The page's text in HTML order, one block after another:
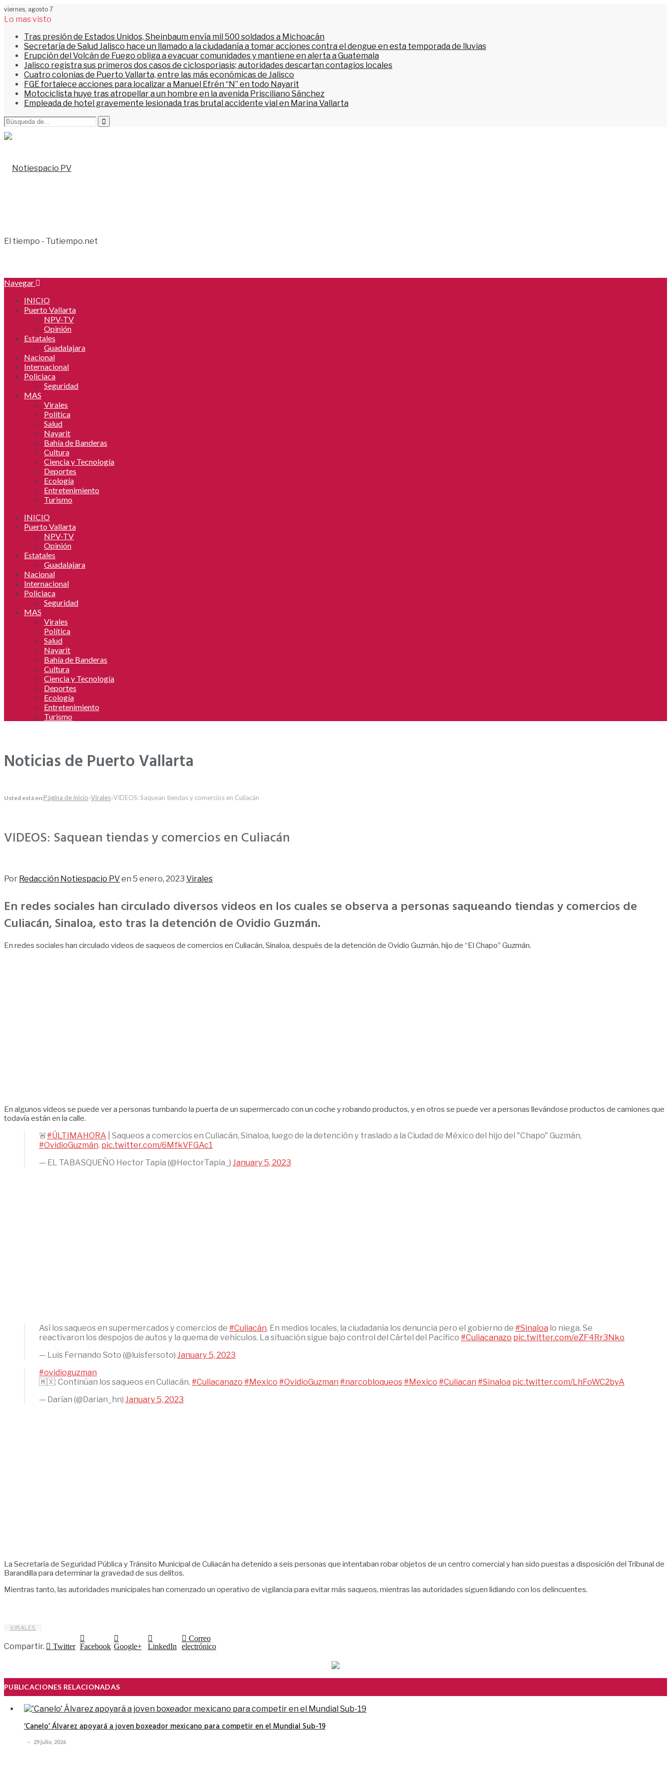
viernes, agosto 7
Lo mas visto
Tras presión de Estados Unidos, Sheinbaum envía mil 500 soldados a Michoacán
Secretaría de Salud Jalisco hace un llamado a la ciudadanía a tomar acciones contra el dengue en esta temporada de lluvias
Erupción del Volcán de Fuego obliga a evacuar comunidades y mantiene en alerta a Guatemala
Jalisco registra sus primeros dos casos de ciclosporiasis; autoridades descartan contagios locales
Cuatro colonias de Puerto Vallarta, entre las más económicas de Jalisco
FGE fortalece acciones para localizar a Manuel Efrén “N” en todo Nayarit
Motociclista huye tras atropellar a un hombre en la avenida Prisciliano Sánchez
Empleada de hotel gravemente lesionada tras brutal accidente vial en Marina Vallarta
El tiempo - Tutiempo.net
Navegar
INICIO
Puerto Vallarta
NPV-TV
Opinión
Estatales
Guadalajara
Nacional
Internacional
Policiaca
Seguridad
MAS
Virales
Política
Salud
Nayarit
Bahía de Banderas
Cultura
Ciencia y Tecnología
Deportes
Ecología
Entretenimiento
Turismo
INICIO
Puerto Vallarta
NPV-TV
Opinión
Estatales
Guadalajara
Nacional
Internacional
Policiaca
Seguridad
MAS
Virales
Política
Salud
Nayarit
Bahía de Banderas
Cultura
Ciencia y Tecnología
Deportes
Ecología
Entretenimiento
Turismo
Noticias de Puerto Vallarta
Usted está en:Página de inicio»Virales»VIDEOS: Saquean tiendas y comercios en Culiacán
VIDEOS: Saquean tiendas y comercios en Culiacán
Por Redacción Notiespacio PVen 5 enero, 2023 Virales
En redes sociales han circulado diversos videos en los cuales se observa a personas saqueando tiendas y comercios de
Culiacán, Sinaloa, esto tras la detención de Ovidio Guzmán.
En redes sociales han circulado videos de saqueos de comercios en Culiacán, Sinaloa, después de la detención de Ovidio Guzmán, hijo de “El Chapo” Guzmán.
En algunos videos se puede ver a personas tumbando la puerta de un supermercado con un coche y robando productos, y en otros se puede ver a personas llevándose productos de camiones que
todavía están en la calle.
🚨#ÚLTIMAHORA | Saqueos a comercios en Culiacán, Sinaloa, luego de la detención y traslado a la Ciudad de México del hijo del "Chapo" Guzmán,
#OvidioGuzmán. pic.twitter.com/6MfkVFGAc1
— EL TABASQUEÑO Hector Tapia (@HectorTapia_) January 5, 2023
Así los saqueos en supermercados y comercios de #Culiacán. En medios locales, la ciudadanía los denuncia pero el gobierno de #Sinaloa lo niega. Se
reactivaron los despojos de autos y la quema de vehículos. La situación sigue bajo control del Cártel del Pacífico #Culiacanazo pic.twitter.com/eZF4Rr3Nko
— Luis Fernando Soto (@luisfersoto) January 5, 2023
#ovidioguzman
🇲🇽: Continúan los saqueos en Culiacán. #Culiacanazo #Mexico #OvidioGuzman #narcobloqueos#Mexico #Culiacan #Sinaloa pic.twitter.com/LhFoWC2byA
— Darían (@Darian_hn) January 5, 2023
La Secretaría de Seguridad Pública y Tránsito Municipal de Culiacán ha detenido a seis personas que intentaban robar objetos de un centro comercial y han sido puestas a disposición del Tribunal de
Barandilla para determinar la gravedad de sus delitos.
Mientras tanto, las autoridades municipales han comenzado un operativo de vigilancia para evitar más saqueos, mientras las autoridades siguen lidiando con los delincuentes.
VIRALES
Compartir. Twitter Facebook Google+ LinkedIn
Correo
electrónico
PUBLICACIONES RELACIONADAS
‘Canelo’ Álvarez apoyará a joven boxeador mexicano para competir en el Mundial Sub-19
29 julio, 2026